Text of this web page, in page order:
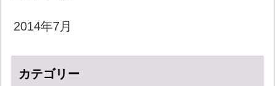
2014年7月
カテゴリー